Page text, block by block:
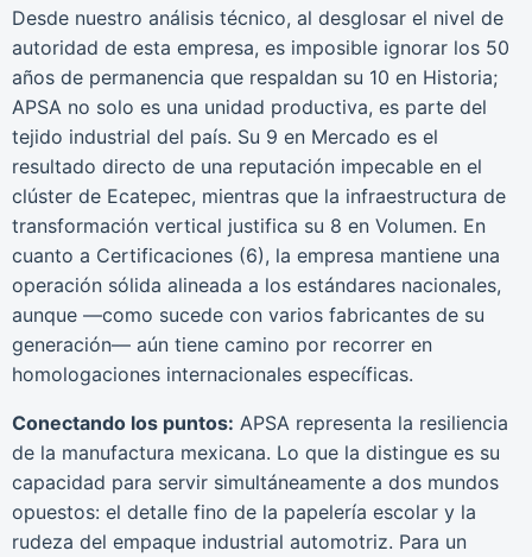
Desde nuestro análisis técnico, al desglosar el nivel de
autoridad de esta empresa, es imposible ignorar los 50
años de permanencia que respaldan su 10 en Historia;
APSA no solo es una unidad productiva, es parte del
tejido industrial del país. Su 9 en Mercado es el
resultado directo de una reputación impecable en el
clúster de Ecatepec, mientras que la infraestructura de
transformación vertical justifica su 8 en Volumen. En
cuanto a Certificaciones (6), la empresa mantiene una
operación sólida alineada a los estándares nacionales,
aunque —como sucede con varios fabricantes de su
generación— aún tiene camino por recorrer en
homologaciones internacionales específicas.
Conectando los puntos: APSA representa la resiliencia
de la manufactura mexicana. Lo que la distingue es su
capacidad para servir simultáneamente a dos mundos
opuestos: el detalle fino de la papelería escolar y la
rudeza del empaque industrial automotriz. Para un